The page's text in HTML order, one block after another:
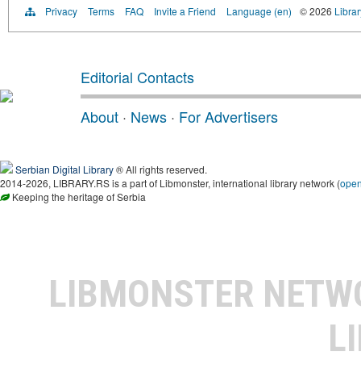
Privacy Terms FAQ Invite a Friend Language (en) © 2026
Editorial Contacts
About · News · For Advertisers
Serbian Digital Library® All rights reserved.
2014-2026, LIBRARY.RS is a part of Libmonster, international library network (
Keeping the heritage of Serbia
LIBMONSTER